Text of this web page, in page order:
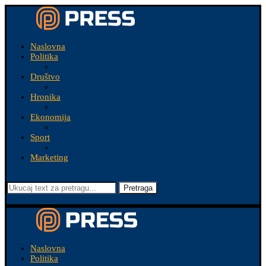
Naslovna
Politika
Društvo
Hronika
Ekonomija
Sport
Marketing
Pretraga
Naslovna
Politika